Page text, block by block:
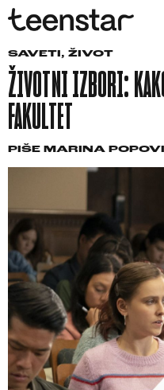
SAVETI , ŽIVOT
ŽIVOTNI IZBORI:
FAKULTET
PIŠE MARINA